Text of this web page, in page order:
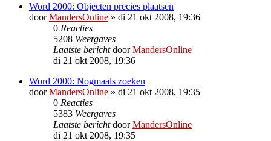
Word 2000: Objecten precies plaatsen
doorMandersOnline » di 21 okt 2008, 19:36
0 Reacties
5208 Weergaves
Laatste berichtdoorMandersOnline
di 21 okt 2008, 19:36
Word 2000: Nogmaals zoeken
doorMandersOnline » di 21 okt 2008, 19:35
0 Reacties
5383 Weergaves
Laatste berichtdoorMandersOnline
di 21 okt 2008, 19:35